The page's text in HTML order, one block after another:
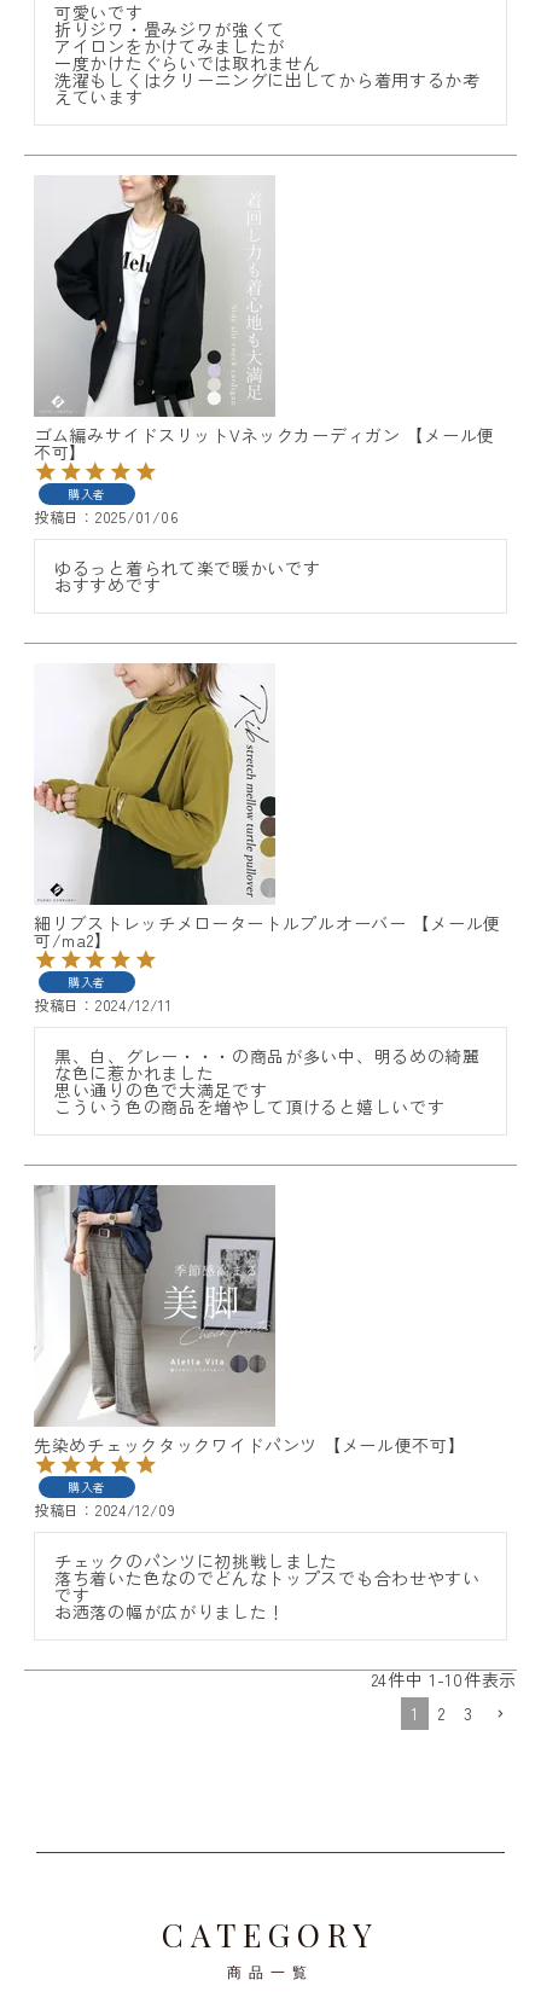
可愛いです
折りジワ・畳みジワが強くて
アイロンをかけてみましたが
一度かけたぐらいでは取れません
洗濯もしくはクリーニングに出してから着用するか考
ゴム編みサイドスリットVネックカーディガン 【メール便
不可】
購入者
投稿日 2025/01/06
ゆるっと着られて楽で暖かいです
おすすめです
細リブストレッチメロータートルプルオーバー 【メール便
可/ma2】
購入者
投稿日 2024/12/11
黒、白、グレー・・・の商品が多い中、明るめの綺麗
な色に惹かれました
思い通りの色で大満足です
こういう色の商品を増やして頂けると嬉しいです
先染めチェックタックワイドパンツ 【メール便不可】
購入者
投稿日 2024/12/09
チェックのパンツに初挑戦しました
落ち着いた色なのでどんなトップスでも合わせやすい
です
お洒落の幅が広がりました！
24件中 1-10件表示
1
2 3
CATEGORY
商品一覧